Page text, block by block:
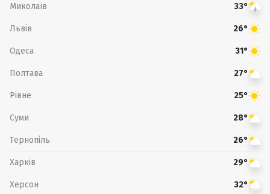
Миколаїв 33°
Львів 26°
Одеса 31°
Полтава 27°
Рівне 25°
Суми 28°
Тернопіль 26°
Харків 29°
Херсон 32°